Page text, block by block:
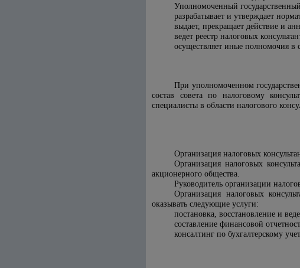
Уполномоченный
разрабатывает и утверждает
выдает, прекращает действие и
ведет реестр налоговых
осуществляет иные полномочия в
При уполномоченном
состав совета по налоговому
специалисты в области налогового
Организация налоговых
Организация налоговых
акционерного общества.
Руководитель организации
Организация налоговых
оказывать следующие услуги:
постановка, восстановление и
составление финансовой
консалтинг по бухгалтерскому